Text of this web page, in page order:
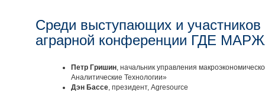
Среди выступающих и участников
аграрной конференции ГДЕ
Петр Гришин, начальник управления
Аналитические Технологии»
Дэн Бассе, президент, Agresource